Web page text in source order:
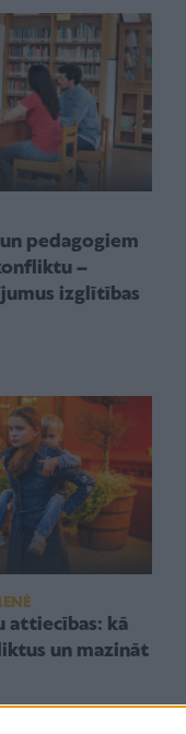
pedagogiem
–
izglītības
attiecības: kā
un mazināt